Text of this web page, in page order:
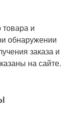
товара и
обнаружении
заказа и
на сайте.